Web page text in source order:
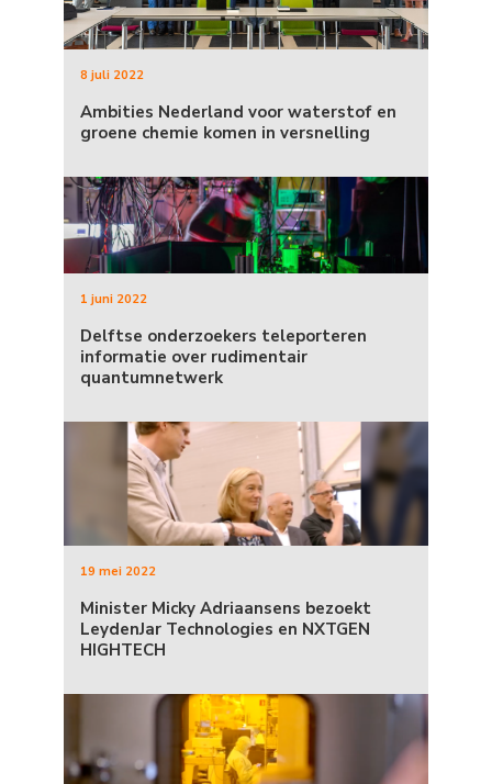
8 juli 2022
Ambities Nederland voor waterstof en
groene chemie komen in versnelling
1 juni 2022
Delftse onderzoekers teleporteren
informatie over rudimentair
quantumnetwerk
19 mei 2022
Minister Micky Adriaansens bezoekt
LeydenJar Technologies en NXTGEN
HIGHTECH